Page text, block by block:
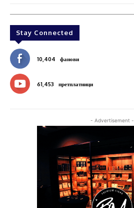
Stay Connected
10,404 фанови
61,453 претплатници
- Advertisement -